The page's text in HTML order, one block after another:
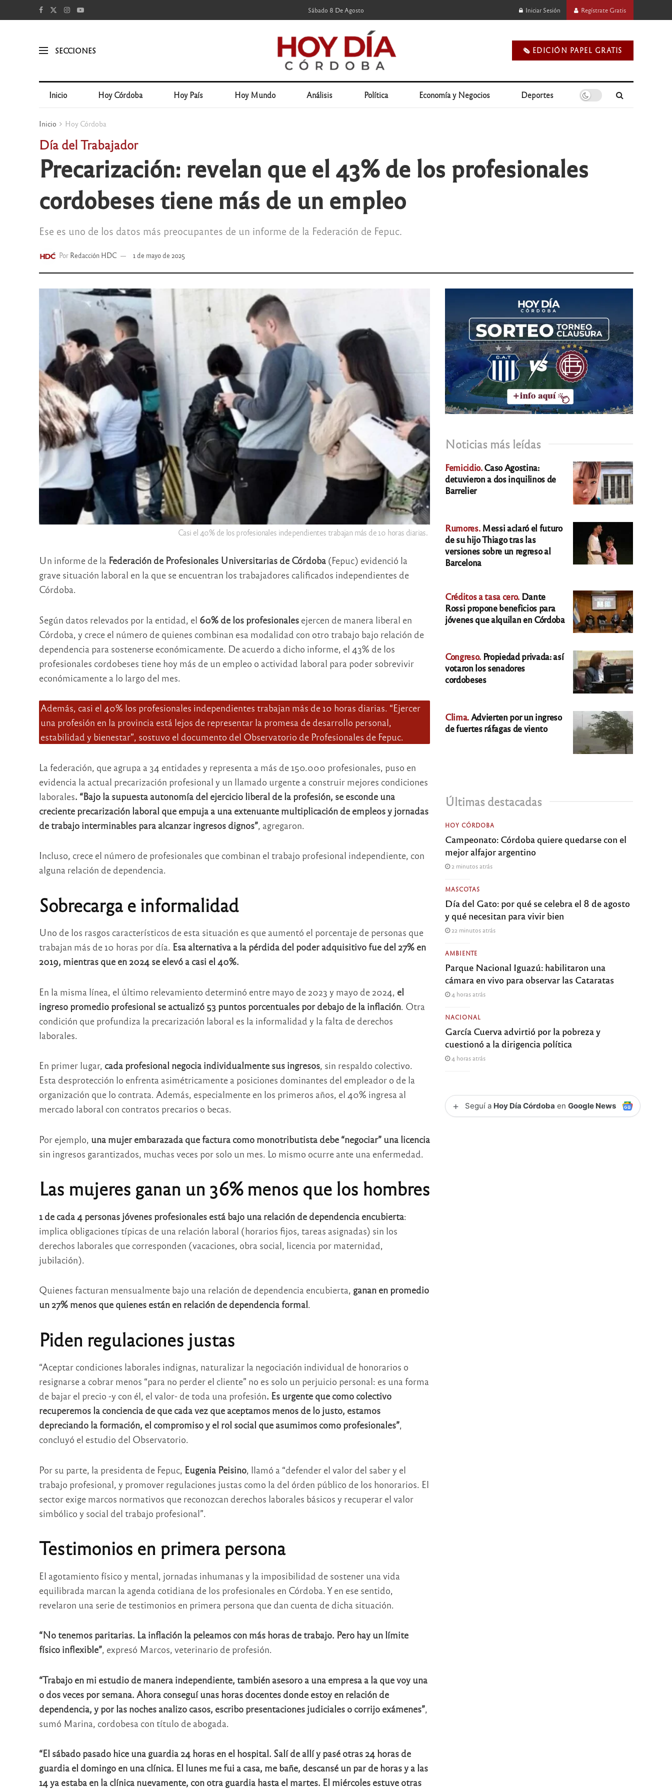
Sábado 8 De Agosto Iniciar Sesión Regístrate Gratis
SECCIONES 🗞️ EDICIÓN PAPEL GRATIS
Inicio Hoy Córdoba Hoy País Hoy Mundo Análisis Política Economía y Negocios Deportes
Inicio Hoy Córdoba
Día del Trabajador
Precarización: revelan que el 43% de los profesionales
cordobeses tiene más de un empleo
Ese es uno de los datos más preocupantes de un informe de la Federación de Fepuc.
Por Redacción HDC 1 de mayo de 2025
Casi el 40% de los profesionales independientes trabajan más de 10 horas diarias.
Un informe de la Federación de Profesionales Universitarias de Córdoba(Fepuc) evidenció la
grave situación laboral en la que se encuentran los trabajadores calificados independientes de
Córdoba.
Según datos relevados por la entidad, el 60% de los profesionalesejercen de manera liberal en
Córdoba, y crece el número de quienes combinan esa modalidad con otro trabajo bajo relación de
dependencia para sostenerse económicamente. De acuerdo a dicho informe, el 43% de los
profesionales cordobeses tiene hoy más de un empleo o actividad laboral para poder sobrevivir
económicamente a lo largo del mes.
Además, casi el 40% los profesionales independientes trabajan más de 10 horas diarias. “Ejercer
una profesión en la provincia está lejos de representar la promesa de desarrollo personal,
estabilidad y bienestar”, sostuvo el documento del Observatorio de Profesionales de Fepuc.
La federación, que agrupa a 34 entidades y representa a más de 150.000 profesionales, puso en
evidencia la actual precarización profesional y un llamado urgente a construir mejores condiciones
laborales. “Bajo la supuesta autonomía del ejercicio liberal de la profesión, se esconde una
creciente precarización laboral que empuja a una extenuante multiplicación de empleos y jornadas
de trabajo interminables para alcanzar ingresos dignos”, agregaron.
Incluso, crece el número de profesionales que combinan el trabajo profesional independiente, con
alguna relación de dependencia.
Sobrecarga e informalidad
Uno de los rasgos característicos de esta situación es que aumentó el porcentaje de personas que
trabajan más de 10 horas por día. Esa alternativa a la pérdida del poder adquisitivo fue del 27% en
2019, mientras que en 2024 se elevó a casi el 40%.
En la misma línea, el último relevamiento determinó entre mayo de 2023 y mayo de 2024, el
ingreso promedio profesional se actualizó 53 puntos porcentuales por debajo de la inflación. Otra
condición que profundiza la precarización laboral es la informalidad y la falta de derechos
laborales.
En primer lugar, cada profesional negocia individualmente sus ingresos, sin respaldo colectivo.
Esta desprotección lo enfrenta asimétricamente a posiciones dominantes del empleador o de la
organización que lo contrata. Además, especialmente en los primeros años, el 40% ingresa al
mercado laboral con contratos precarios o becas.
Por ejemplo, una mujer embarazada que factura como monotributista debe “negociar” una licencia
sin ingresos garantizados, muchas veces por solo un mes. Lo mismo ocurre ante una enfermedad.
Las mujeres ganan un 36% menos que los hombres
1 de cada 4 personas jóvenes profesionales está bajo una relación de dependencia encubierta:
implica obligaciones típicas de una relación laboral (horarios fijos, tareas asignadas) sin los
derechos laborales que corresponden (vacaciones, obra social, licencia por maternidad,
jubilación).
Quienes facturan mensualmente bajo una relación de dependencia encubierta, ganan en promedio
un 27% menos que quienes están en relación de dependencia formal.
Piden regulaciones justas
“Aceptar condiciones laborales indignas, naturalizar la negociación individual de honorarios o
resignarse a cobrar menos “para no perder el cliente” no es solo un perjuicio personal: es una forma
de bajar el precio -y con él, el valor- de toda una profesión. Es urgente que como colectivo
recuperemos la conciencia de que cada vez que aceptamos menos de lo justo, estamos
depreciando la formación, el compromiso y el rol social que asumimos como profesionales”,
concluyó el estudio del Observatorio.
Por su parte, la presidenta de Fepuc, Eugenia Peisino, llamó a “defender el valor del saber y el
trabajo profesional, y promover regulaciones justas como la del órden público de los honorarios. El
sector exige marcos normativos que reconozcan derechos laborales básicos y recuperar el valor
simbólico y social del trabajo profesional”.
Testimonios en primera persona
El agotamiento físico y mental, jornadas inhumanas y la imposibilidad de sostener una vida
equilibrada marcan la agenda cotidiana de los profesionales en Córdoba. Y en ese sentido,
revelaron una serie de testimonios en primera persona que dan cuenta de dicha situación.
“No tenemos paritarias. La inflación la peleamos con más horas de trabajo. Pero hay un límite
físico inflexible”, expresó Marcos, veterinario de profesión.
“Trabajo en mi estudio de manera independiente, también asesoro a una empresa a la que voy una
o dos veces por semana. Ahora conseguí unas horas docentes donde estoy en relación de
dependencia, y por las noches analizo casos, escribo presentaciones judiciales o corrijo exámenes”,
sumó Marina, cordobesa con título de abogada.
“El sábado pasado hice una guardia 24 horas en el hospital. Salí de allí y pasé otras 24 horas de
guardia el domingo en una clínica. El lunes me fui a casa, me bañe, descansé un par de horas y a las
14 ya estaba en la clínica nuevamente, con otra guardia hasta el martes. El miércoles estuve otras
Noticias más leídas
Femicidio.Caso Agostina:
detuvieron a dos inquilinos de
Barrelier
Rumores.Messi aclaró el futuro
de su hijo Thiago tras las
versiones sobre un regreso al
Barcelona
Créditos a tasa cero. Dante
Rossi propone beneficios para
jóvenes que alquilan en Córdoba
Congreso. Propiedad privada: así
votaron los senadores
cordobeses
Clima.Advierten por un ingreso
de fuertes ráfagas de viento
Últimas destacadas
HOY CÓRDOBA
Campeonato: Córdoba quiere quedarse con el
mejor alfajor argentino
2 minutos atrás
MASCOTAS
Día del Gato: por qué se celebra el 8 de agosto
y qué necesitan para vivir bien
22 minutos atrás
AMBIENTE
Parque Nacional Iguazú: habilitaron una
cámara en vivo para observar las Cataratas
4 horas atrás
NACIONAL
García Cuerva advirtió por la pobreza y
cuestionó a la dirigencia política
4 horas atrás
+ Seguí a Hoy Día Córdoba enGoogle News